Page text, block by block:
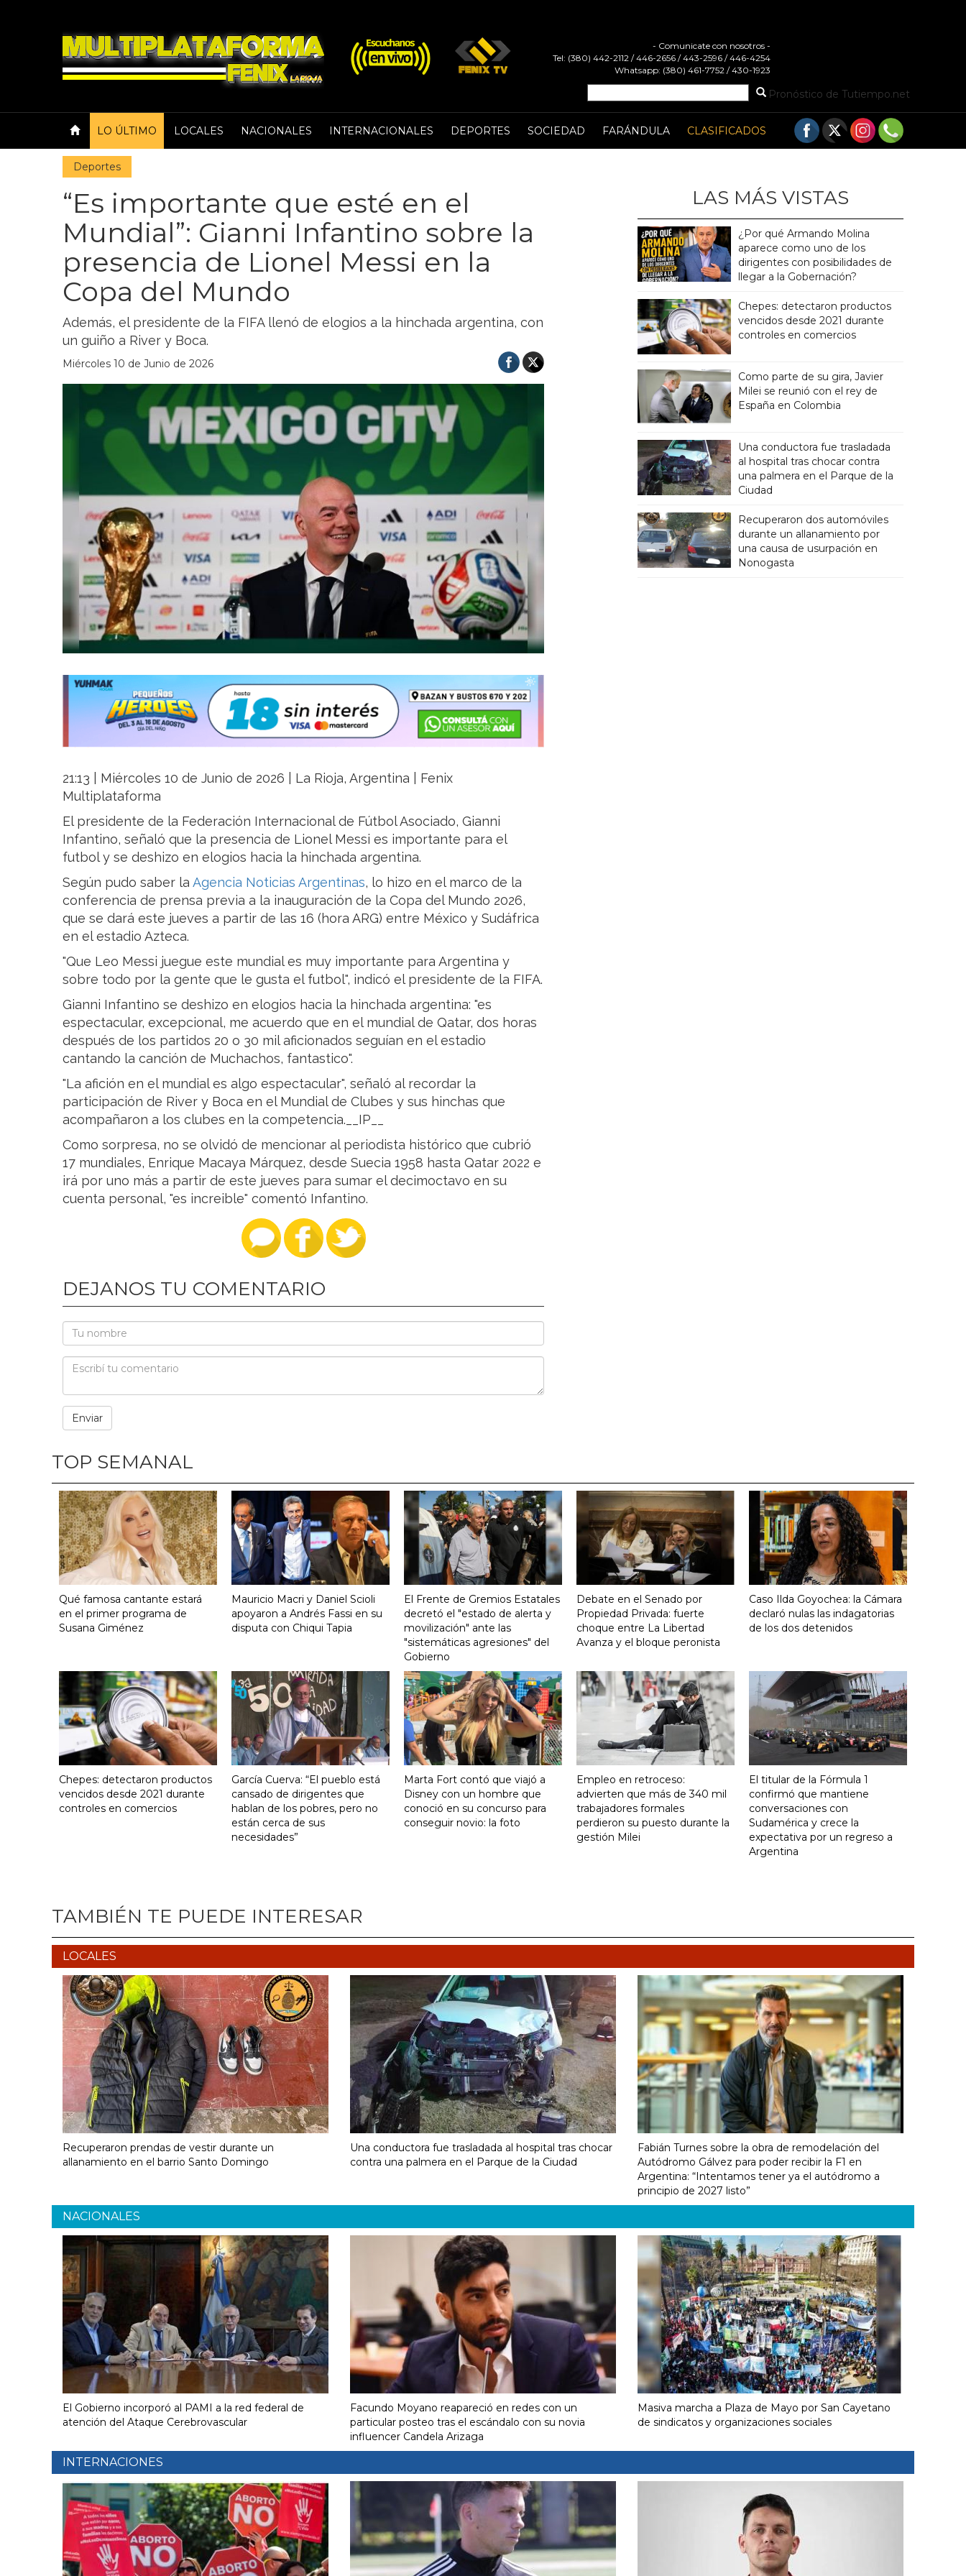
- Comunicate con nosotros -
Tel: (380) 442-2112 / 446-2656 / 443-2596 / 446-4254
Whatsapp: (380) 461-7752 / 430-1923
Pronóstico de Tutiempo.net
LO ÚLTIMO LOCALES NACIONALES INTERNACIONALES DEPORTES SOCIEDAD FARÁNDULA CLASIFICADOS
Deportes
“Es importante que esté en el
Mundial”: Gianni Infantino sobre la
presencia de Lionel Messi en la
Copa del Mundo
Además, el presidente de la FIFA llenó de elogios a la hinchada argentina, con
un guiño a River y Boca.
Miércoles 10 de Junio de 2026
21:13 | Miércoles 10 de Junio de 2026 | La Rioja, Argentina | Fenix
Multiplataforma
El presidente de la Federación Internacional de Fútbol Asociado, Gianni
Infantino, señaló que la presencia de Lionel Messi es importante para el
futbol y se deshizo en elogios hacia la hinchada argentina.
Según pudo saber la Agencia Noticias Argentinas, lo hizo en el marco de la
conferencia de prensa previa a la inauguración de la Copa del Mundo 2026,
que se dará este jueves a partir de las 16 (hora ARG) entre México y Sudáfrica
en el estadio Azteca.
"Que Leo Messi juegue este mundial es muy importante para Argentina y
sobre todo por la gente que le gusta el futbol", indicó el presidente de la FIFA.
Gianni Infantino se deshizo en elogios hacia la hinchada argentina: "es
espectacular, excepcional, me acuerdo que en el mundial de Qatar, dos horas
después de los partidos 20 o 30 mil aficionados seguían en el estadio
cantando la canción de Muchachos, fantastico".
"La afición en el mundial es algo espectacular", señaló al recordar la
participación de River y Boca en el Mundial de Clubes y sus hinchas que
acompañaron a los clubes en la competencia.__IP__
Como sorpresa, no se olvidó de mencionar al periodista histórico que cubrió
17 mundiales, Enrique Macaya Márquez, desde Suecia 1958 hasta Qatar 2022 e
irá por uno más a partir de este jueves para sumar el decimoctavo en su
cuenta personal, "es increible" comentó Infantino.
DEJANOS TU COMENTARIO
LAS MÁS VISTAS
¿Por qué Armando Molina
aparece como uno de los
dirigentes con posibilidades de
llegar a la Gobernación?
Chepes: detectaron productos
vencidos desde 2021 durante
controles en comercios
Como parte de su gira, Javier
Milei se reunió con el rey de
España en Colombia
Una conductora fue trasladada
al hospital tras chocar contra
una palmera en el Parque de la
Ciudad
Recuperaron dos automóviles
durante un allanamiento por
una causa de usurpación en
Nonogasta
TOP SEMANAL
Qué famosa cantante estará
en el primer programa de
Susana Giménez
Mauricio Macri y Daniel Scioli
apoyaron a Andrés Fassi en su
disputa con Chiqui Tapia
El Frente de Gremios Estatales
decretó el "estado de alerta y
movilización" ante las
"sistemáticas agresiones" del
Gobierno
Debate en el Senado por
Propiedad Privada: fuerte
choque entre La Libertad
Avanza y el bloque peronista
Caso Ilda Goyochea: la Cámara
declaró nulas las indagatorias
de los dos detenidos
Chepes: detectaron productos
vencidos desde 2021 durante
controles en comercios
García Cuerva: “El pueblo está
cansado de dirigentes que
hablan de los pobres, pero no
están cerca de sus
necesidades”
Marta Fort contó que viajó a
Disney con un hombre que
conoció en su concurso para
conseguir novio: la foto
Empleo en retroceso:
advierten que más de 340 mil
trabajadores formales
perdieron su puesto durante la
gestión Milei
El titular de la Fórmula 1
confirmó que mantiene
conversaciones con
Sudamérica y crece la
expectativa por un regreso a
Argentina
TAMBIÉN TE PUEDE INTERESAR
LOCALES
Recuperaron prendas de vestir durante un
allanamiento en el barrio Santo Domingo
Una conductora fue trasladada al hospital tras chocar
contra una palmera en el Parque de la Ciudad
Fabián Turnes sobre la obra de remodelación del
Autódromo Gálvez para poder recibir la F1 en
Argentina: “Intentamos tener ya el autódromo a
principio de 2027 listo”
NACIONALES
El Gobierno incorporó al PAMI a la red federal de
atención del Ataque Cerebrovascular
Facundo Moyano reapareció en redes con un
particular posteo tras el escándalo con su novia
influencer Candela Arizaga
Masiva marcha a Plaza de Mayo por San Cayetano
de sindicatos y organizaciones sociales
INTERNACIONES